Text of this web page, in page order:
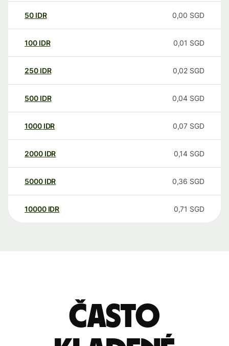
50 IDR 0,00 SGD
100 IDR 0,01 SGD
250 IDR 0,02 SGD
500 IDR 0,04 SGD
1000 IDR 0,07 SGD
2000 IDR 0,14 SGD
5000 IDR 0,36 SGD
10000 IDR 0,71 SGD
Často